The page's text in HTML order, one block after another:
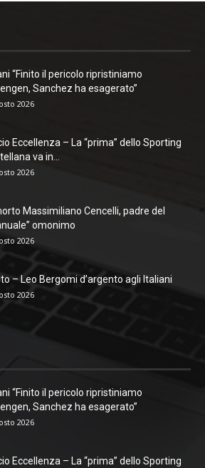
“Finito il pericolo ripristiniamo
Sanchez ha esagerato”
2026
Eccellenza – La “prima” dello Sporting
va in...
2026
Massimiliano Cencelli, padre del
omonimo
2026
– Leo Bergomi d’argento agli Italiani
2026
“Finito il pericolo ripristiniamo
Sanchez ha esagerato”
2026
Eccellenza – La “prima” dello Sporting